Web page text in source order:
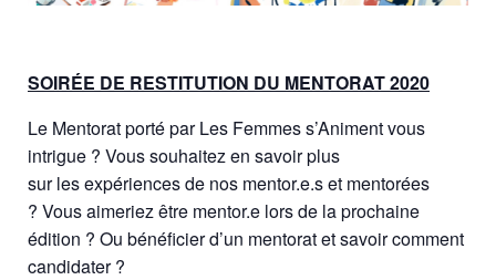
SOIRÉE DE RESTITUTION DU MENTORAT 2020
Le Mentorat porté parLes Femmess’Animent vous
intrigue ? Vous souhaitez en savoir plus
surlesexpériences de nos mentor.e.s et mentorées
? Vous aimeriez être mentor.e lors de la prochaine
édition ? Ou bénéficier d’un mentorat et savoir comment
candidater ?